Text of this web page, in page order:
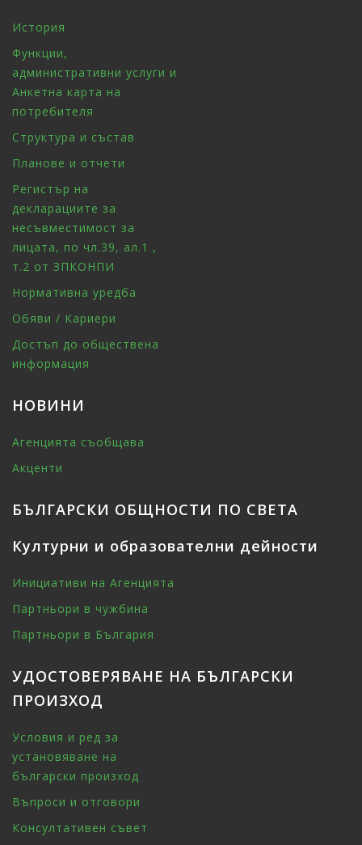
История
Функции,
административни услуги и
Анкетна карта на
потребителя
Структура и състав
Планове и отчети
Регистър на
декларациите за
несъвместимост за
лицата, по чл.39, ал.1 ,
т.2 от ЗПКОНПИ
Нормативна уредба
Обяви / Кариери
Достъп до обществена
информация
НОВИНИ
Агенцията съобщава
Акценти
БЪЛГАРСКИ ОБЩНОСТИ ПО СВЕТА
Културни и образователни дейности
Инициативи на Агенцията
Партньори в чужбина
Партньори в България
УДОСТОВЕРЯВАНЕ НА БЪЛГАРСКИ
ПРОИЗХОД
Условия и ред за
установяване на
български произход
Въпроси и отговори
Консултативен съвет